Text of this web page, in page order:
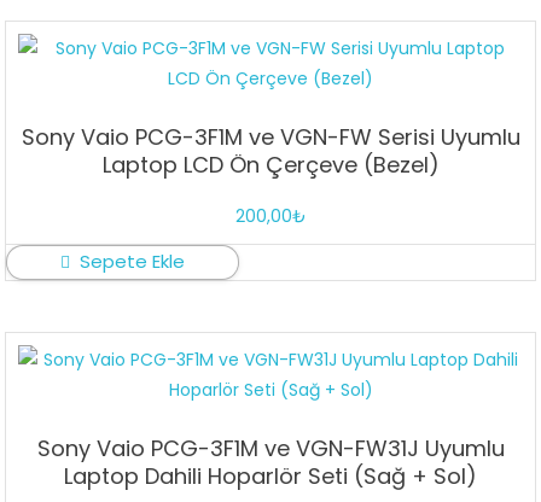
Sony Vaio PCG-3F1M ve VGN-FW Serisi Uyumlu
Laptop LCD Ön Çerçeve (Bezel)
200,00₺
Sepete Ekle
Sony Vaio PCG-3F1M ve VGN-FW31J Uyumlu
Laptop Dahili Hoparlör Seti (Sağ + Sol)